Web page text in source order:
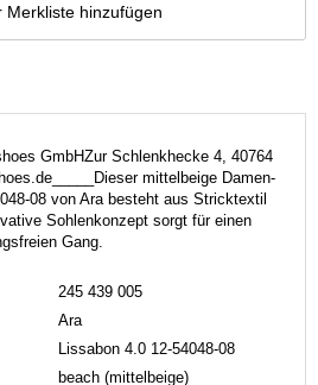
Merkliste hinzufügen
GmbHZur Schlenkhecke 4, 40764
mittelbeige Damen-
08 von Ara besteht aus Stricktextil
Sohlenkonzept sorgt für einen
Gang.
245 439 005
Ara
Lissabon 4.0 12-54048-08
beach (mittelbeige)